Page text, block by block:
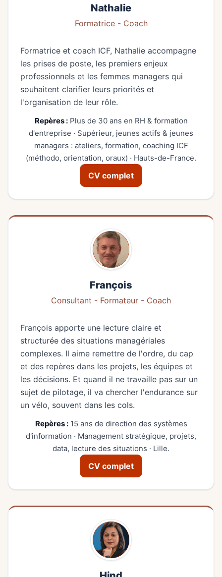
Nathalie
Formatrice - Coach
Formatrice et coach ICF, Nathalie accompagne
les prises de poste, les premiers enjeux
professionnels et les femmes managers qui
souhaitent clarifier leurs priorités et
l'organisation de leur rôle.
Repères :Plus de 30 ans en RH & formation
d'entreprise · Supérieur, jeunes actifs & jeunes
managers : ateliers, formation, coaching ICF
(méthodo, orientation, oraux) · Hauts-de-France.
CV complet
François
Consultant - Formateur - Coach
François apporte une lecture claire et
structurée des situations managériales
complexes. Il aime remettre de l'ordre, du cap
et des repères dans les projets, les équipes et
les décisions. Et quand il ne travaille pas sur un
sujet de pilotage, il va chercher l'endurance sur
un vélo, souvent dans les cols.
Repères :15 ans de direction des systèmes
d'information · Management stratégique, projets,
data, lecture des situations · Lille.
CV complet